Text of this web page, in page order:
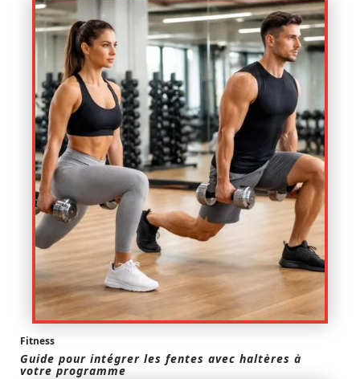
Fitness
Guide pour intégrer les fentes avec haltères à
votre programme